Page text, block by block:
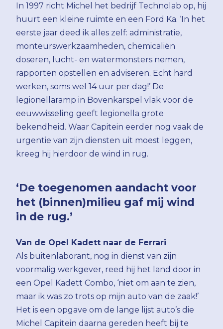
In 1997 richt Michel het bedrijf Technolab op, hij
huurt een kleine ruimte en een Ford Ka. ‘In het
eerste jaar deed ik alles zelf: administratie,
monteurswerkzaamheden, chemicaliën
doseren, lucht- en watermonsters nemen,
rapporten opstellen en adviseren. Echt hard
werken, soms wel 14 uur per dag!’ De
legionellaramp in Bovenkarspel vlak voor de
eeuwwisseling geeft legionella grote
bekendheid. Waar Capitein eerder nog vaak de
urgentie van zijn diensten uit moest leggen,
kreeg hij hierdoor de wind in rug.
‘De toegenomen aandacht voor
het (binnen)milieu gaf mij wind
in de rug.’
Van de Opel Kadett naar de Ferrari
Als buitenlaborant, nog in dienst van zijn
voormalig werkgever, reed hij het land door in
een Opel Kadett Combo, ‘niet om aan te zien,
maar ik was zo trots op mijn auto van de zaak!’
Het is een opgave om de lange lijst auto’s die
Michel Capitein daarna gereden heeft bij te